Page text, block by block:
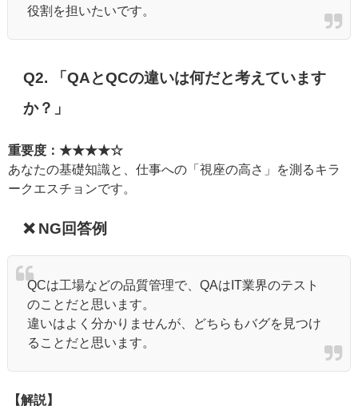
役割を担いたいです。
Q2. 「QAとQCの違いは何だと考えています
か？」
重要度：★★★★☆
あなたの基礎知識と、仕事への「視座の高さ」を測るキラ
ークエスチョンです。
❌ NG回答例
QCは工場などの品質管理で、QAはIT業界のテスト
のことだと思います。
違いはよく分かりませんが、どちらもバグを見つけ
ることだと思います。
【解説】